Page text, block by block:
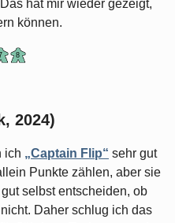
hat mir wieder gezeigt,
können.
2024)
ich „Captain Flip“ sehr gut
Punkte zählen, aber sie
selbst entscheiden, ob
Daher schlug ich das